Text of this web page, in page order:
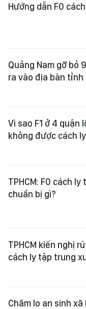
Hướng dẫn F0
Quảng Nam gỡ bỏ
ra vào địa bàn tỉnh
Vì sao F1 ở 4 quận
không được cách
TPHCM: F0 cách ly
chuẩn bị gì?
TPHCM kiến nghị
cách ly tập trung
Chăm lo an sinh